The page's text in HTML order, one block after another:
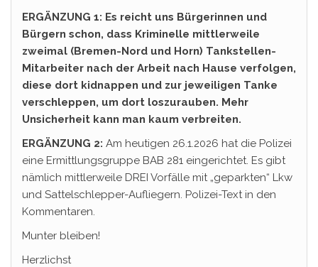
ERGÄNZUNG 1: Es reicht uns Bürgerinnen und
Bürgern schon, dass Kriminelle mittlerweile
zweimal (Bremen-Nord und Horn) Tankstellen-
Mitarbeiter nach der Arbeit nach Hause verfolgen,
diese dort kidnappen und zur jeweiligen Tanke
verschleppen, um dort loszurauben. Mehr
Unsicherheit kann man kaum verbreiten.
ERGÄNZUNG 2: Am heutigen 26.1.2026 hat die Polizei
eine Ermittlungsgruppe BAB 281 eingerichtet. Es gibt
nämlich mittlerweile DREI Vorfälle mit „geparkten“ Lkw
und Sattelschlepper-Aufliegern. Polizei-Text in den
Kommentaren.
Munter bleiben!
Herzlichst